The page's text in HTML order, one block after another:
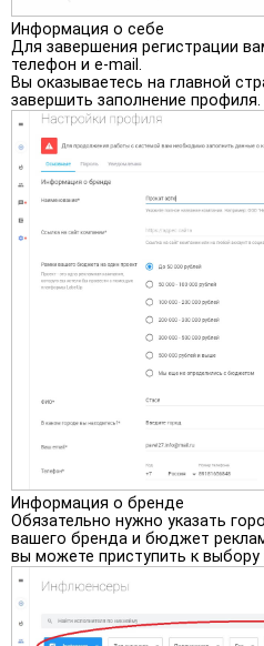
Информация о себе
Для завершения регистрации
телефон и e-mail.
Вы оказываетесь на главной
завершить заполнение профиля.
Информация о бренде
Обязательно нужно указать
вашего бренда и бюджет
вы можете приступить к